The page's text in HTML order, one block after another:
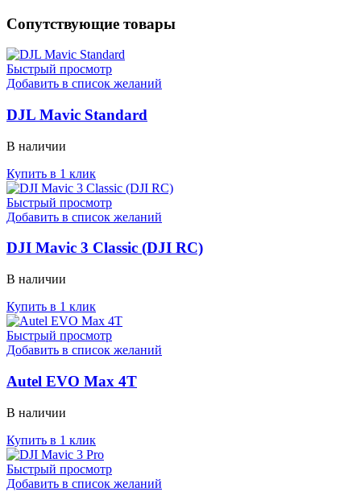
Сопутствующие товары
Быстрый просмотр
Добавить в список желаний
DJL Mavic Standard
В наличии
Купить в 1 клик
Быстрый просмотр
Добавить в список желаний
DJI Mavic 3 Classic (DJI RC)
В наличии
Купить в 1 клик
Быстрый просмотр
Добавить в список желаний
Autel EVO Max 4T
В наличии
Купить в 1 клик
Быстрый просмотр
Добавить в список желаний